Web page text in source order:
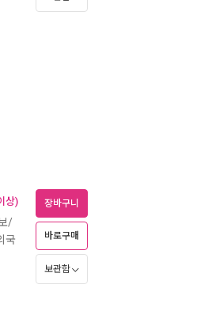
상)
/
국
장바구니
바로구매
보관함